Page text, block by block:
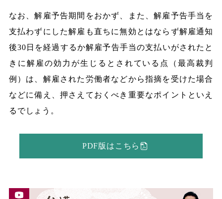
なお、解雇予告期間をおかず、また、解雇予告手当を
支払わずにした解雇も直ちに無効とはならず解雇通知
後30日を経過するか解雇予告手当の支払いがされたと
きに解雇の効力が生じるとされている点（最高裁判
例）は、解雇された労働者などから指摘を受けた場合
などに備え、押さえておくべき重要なポイントといえ
るでしょう。
PDF版はこちら